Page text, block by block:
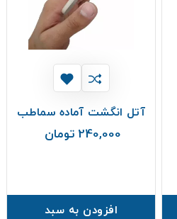
آتل انگشت آماده سماطب
240,000 تومان
افزودن به سبد